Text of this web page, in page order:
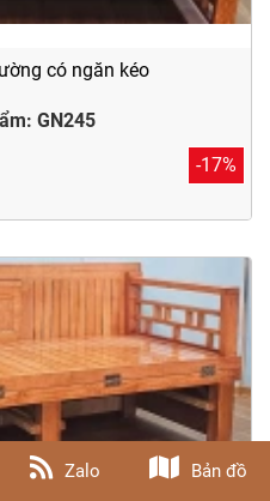
có ngăn kéo
GN245
-17%
Zalo Bản đồ